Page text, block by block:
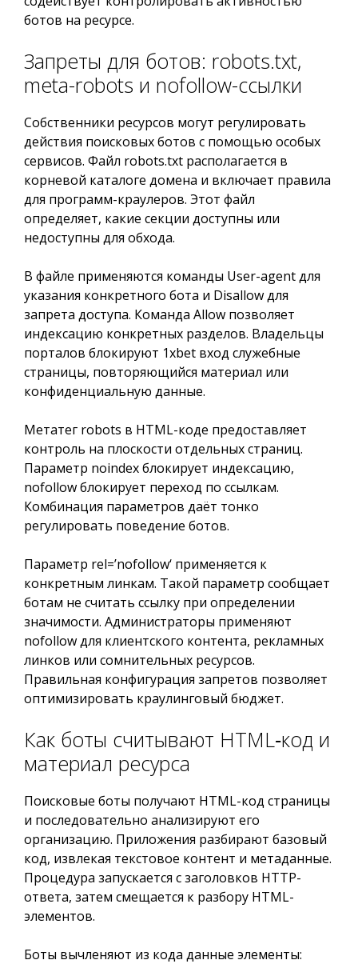
ботов на ресурсе.
Запреты для ботов: robots.txt,
meta-robots и nofollow-ссылки
Собственники ресурсов могут регулировать
действия поисковых ботов с помощью особых
сервисов. Файл robots.txt располагается в
корневой каталоге домена и включает правила
для программ-краулеров. Этот файл
определяет, какие секции доступны или
недоступны для обхода.
В файле применяются команды User-agent для
указания конкретного бота и Disallow для
запрета доступа. Команда Allow позволяет
индексацию конкретных разделов. Владельцы
порталов блокируют 1xbet вход служебные
страницы, повторяющийся материал или
конфиденциальную данные.
Метатег robots в HTML-коде предоставляет
контроль на плоскости отдельных страниц.
Параметр noindex блокирует индексацию,
nofollow блокирует переход по ссылкам.
Комбинация параметров даёт тонко
регулировать поведение ботов.
Параметр rel=’nofollow‘ применяется к
конкретным линкам. Такой параметр сообщает
ботам не считать ссылку при определении
значимости. Администраторы применяют
nofollow для клиентского контента, рекламных
линков или сомнительных ресурсов.
Правильная конфигурация запретов позволяет
оптимизировать краулинговый бюджет.
Как боты считывают HTML‑код и
материал ресурса
Поисковые боты получают HTML-код страницы
и последовательно анализируют его
организацию. Приложения разбирают базовый
код, извлекая текстовое контент и метаданные.
Процедура запускается с заголовков HTTP-
ответа, затем смещается к разбору HTML-
элементов.
Боты вычленяют из кода данные элементы: